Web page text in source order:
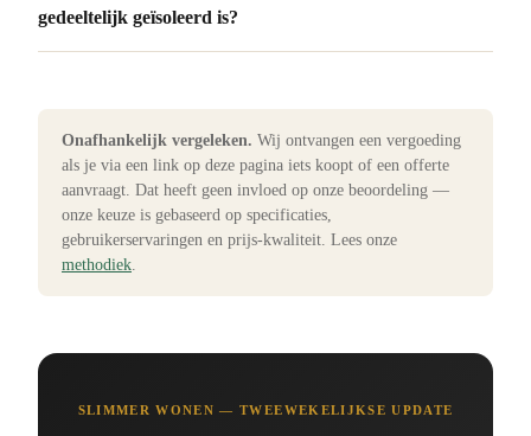
gedeeltelijk geïsoleerd is?
Onafhankelijk vergeleken. Wij ontvangen een vergoeding
als je via een link op deze pagina iets koopt of een offerte
aanvraagt. Dat heeft geen invloed op onze beoordeling —
onze keuze is gebaseerd op specificaties,
gebruikerservaringen en prijs-kwaliteit. Lees onze
methodiek.
SLIMMER WONEN — TWEEWEKELIJKSE UPDATE